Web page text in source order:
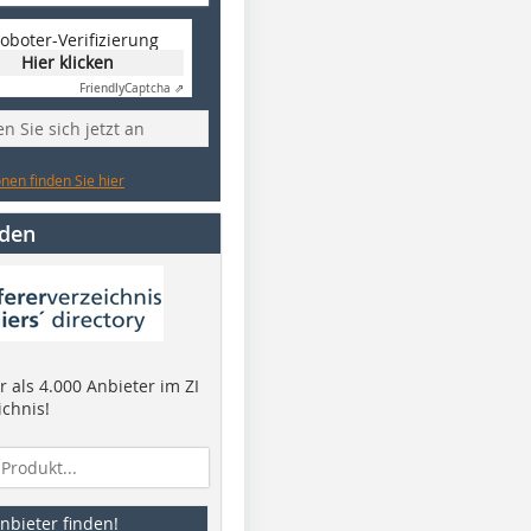
Verifizierung
Hier klicken
FriendlyCaptcha ⇗
Sie sich jetzt an
finden Sie hier
als 4.000 Anbieter im ZI
finden!